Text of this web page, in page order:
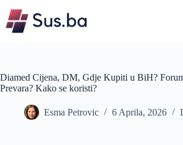
content
Diamed Cijena, DM, Gdje Kupiti u BiH?
Prevara? Kako se koristi?
Esma Petrovic 6 Aprila, 2026